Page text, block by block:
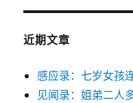
近期文章
感应录：七岁女孩
见闻录：姐弟二人